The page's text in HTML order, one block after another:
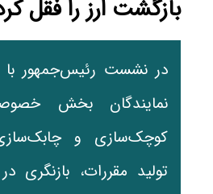
بازگشت ارز را فقل
در نشست رئیس‌جمهور با
نمایندگان بخش
کوچک‌سازی و
تولید مقررات، بازنگری